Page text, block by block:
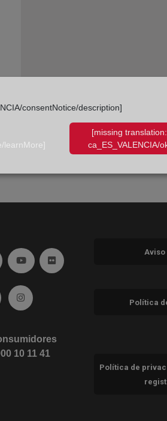
(abre en ventana nueva)
twitter (abre en ventana nueva)
Ir a YouTube (abre en ventana
Ir a Flickr (abre en ventana
(abre en ventana nueva)
Blog (abre en ventana nueva)
Ir a Instagram (abre en ventana
10 11 41
Política
Política de
consentNotice/description]
learnMore]
[missing translation:
ca_ES_VALENCIA/